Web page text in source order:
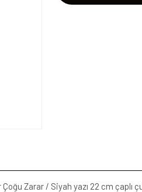
Zarar / Siyah yazı 22 cm